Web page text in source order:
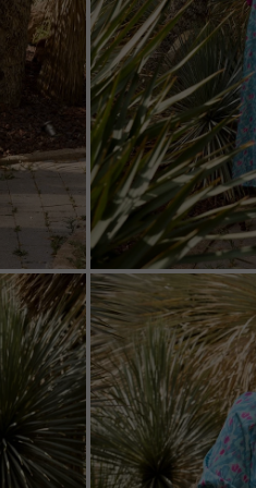
ZOOM